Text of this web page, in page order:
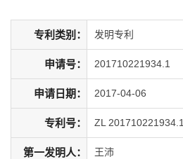
专利类别： 发明专利
申请号： 201710221934.1
申请日期： 2017-04-06
专利号： ZL 201710221934.1
第一发明人： 王沛